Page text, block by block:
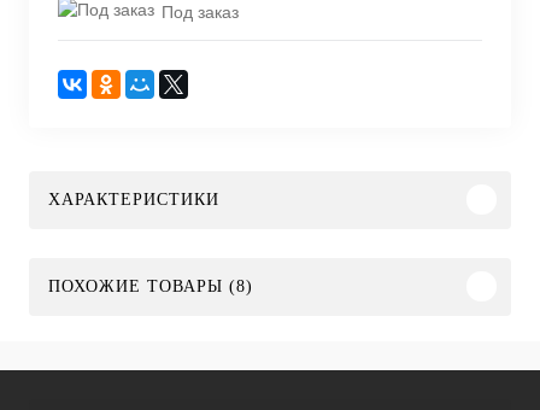
Под заказ
ХАРАКТЕРИСТИКИ
ПОХОЖИЕ ТОВАРЫ (8)